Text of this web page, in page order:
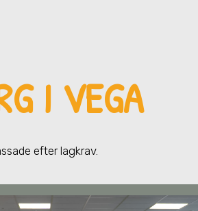
I VEGA
efter lagkrav.